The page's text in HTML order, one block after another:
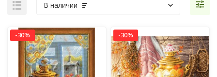
В наличии
-30% -30%